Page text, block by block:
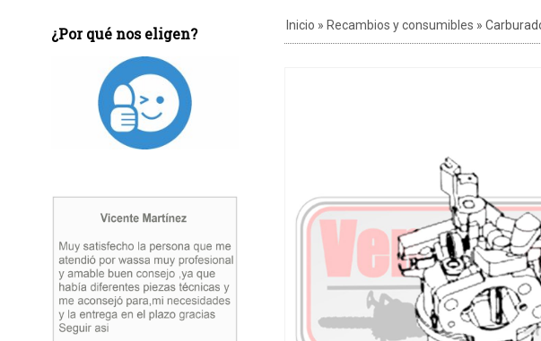
¿Por qué nos eligen? Inicio » Recambios y consumibles »